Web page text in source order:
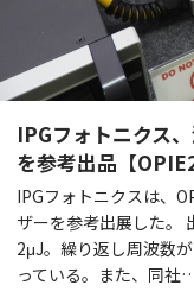
IPGフォトニクス
を参考出品【
IPGフォトニクスは、
ザーを参考出展した。
2μJ。繰り返し周波数
っている。また、同社